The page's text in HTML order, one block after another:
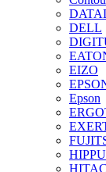
DELL
EIZO
Epson